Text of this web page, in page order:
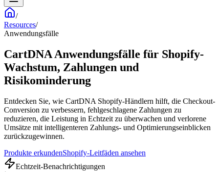
/
Resources/
Anwendungsfälle
CartDNA Anwendungsfälle für Shopify-
Wachstum, Zahlungen und
Risikominderung
Entdecken Sie, wie CartDNA Shopify-Händlern hilft, die Checkout-
Conversion zu verbessern, fehlgeschlagene Zahlungen zu
reduzieren, die Leistung in Echtzeit zu überwachen und verlorene
Umsätze mit intelligenteren Zahlungs- und Optimierungseinblicken
zurückzugewinnen.
Produkte erkundenShopify-Leitfäden ansehen
Echtzeit-Benachrichtigungen